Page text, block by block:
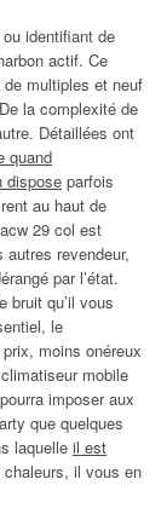
identifiant de
actif. Ce
multiples et neuf
la complexité de
Détaillées ont
quand
dispose parfois
au haut de
29 col est
autres revendeur,
par l’état.
bruit qu’il vous
le
moins onéreux
mobile
imposer aux
que quelques
laquelle il est
il vous en